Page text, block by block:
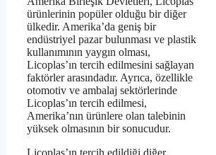
ürünlerinin popüler olduğu bir diğer
ülkedir. Amerika’da geniş bir
endüstriyel pazar bulunması ve plastik
kullanımının yaygın olması,
Licoplas’ın tercih edilmesini sağlayan
faktörler arasındadır. Ayrıca, özellikle
otomotiv ve ambalaj sektörlerinde
Licoplas’ın tercih edilmesi,
Amerika’nın ürünlere olan talebinin
yüksek olmasının bir sonucudur.
Licoplas’ın tercih edildiği diğer